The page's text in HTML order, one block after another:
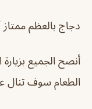
دجاج بالعظم ممتاز
أنصح الجميع
الطعام سوف تنال